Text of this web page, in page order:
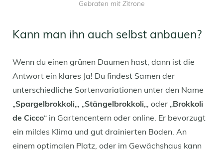
Gebraten mit Zitrone
Kann man ihn auch selbst anbauen?
Wenn du einen grünen Daumen hast, dann ist die
Antwort ein klares Ja! Du findest Samen der
unterschiedliche Sortenvariationen unter den Name
„Spargelbrokkoli„, „Stängelbrokkoli„, oder „Brokkoli
de Cicco“ in Gartencentern oder online. Er bevorzugt
ein mildes Klima und gut drainierten Boden. An
einem optimalen Platz, oder im Gewächshaus kann